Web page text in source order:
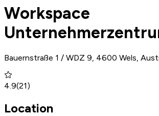
Workspace
Bauernstraße 1 / WDZ 9, 4600 Wels,
4.9(21)
Location